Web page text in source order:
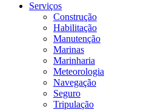
Serviços
Construção
Habilitação
Manutenção
Marinas
Marinharia
Meteorologia
Navegação
Seguro
Tripulação